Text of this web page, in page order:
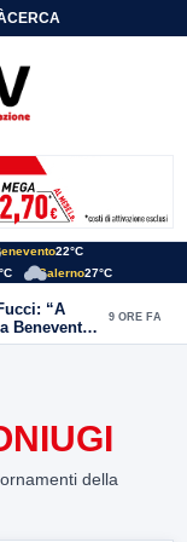
CERCA
22°C
Salerno27°C
“A
Benevento
9 ORE FA
della